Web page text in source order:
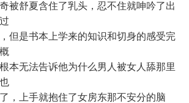
舒夏含住了乳头，忍不住就呻吟了出
但是书本上学来的知识和切身的感受完
本无法告诉他为什么男人被女人舔那里
，上手就抱住了女房东那不安分的脑